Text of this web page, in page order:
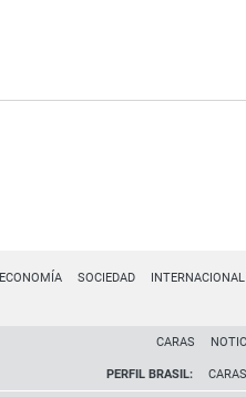
ECONOMÍA SOCIEDAD INTERNACIONAL
CARAS
PERFIL BRASIL: CARAS